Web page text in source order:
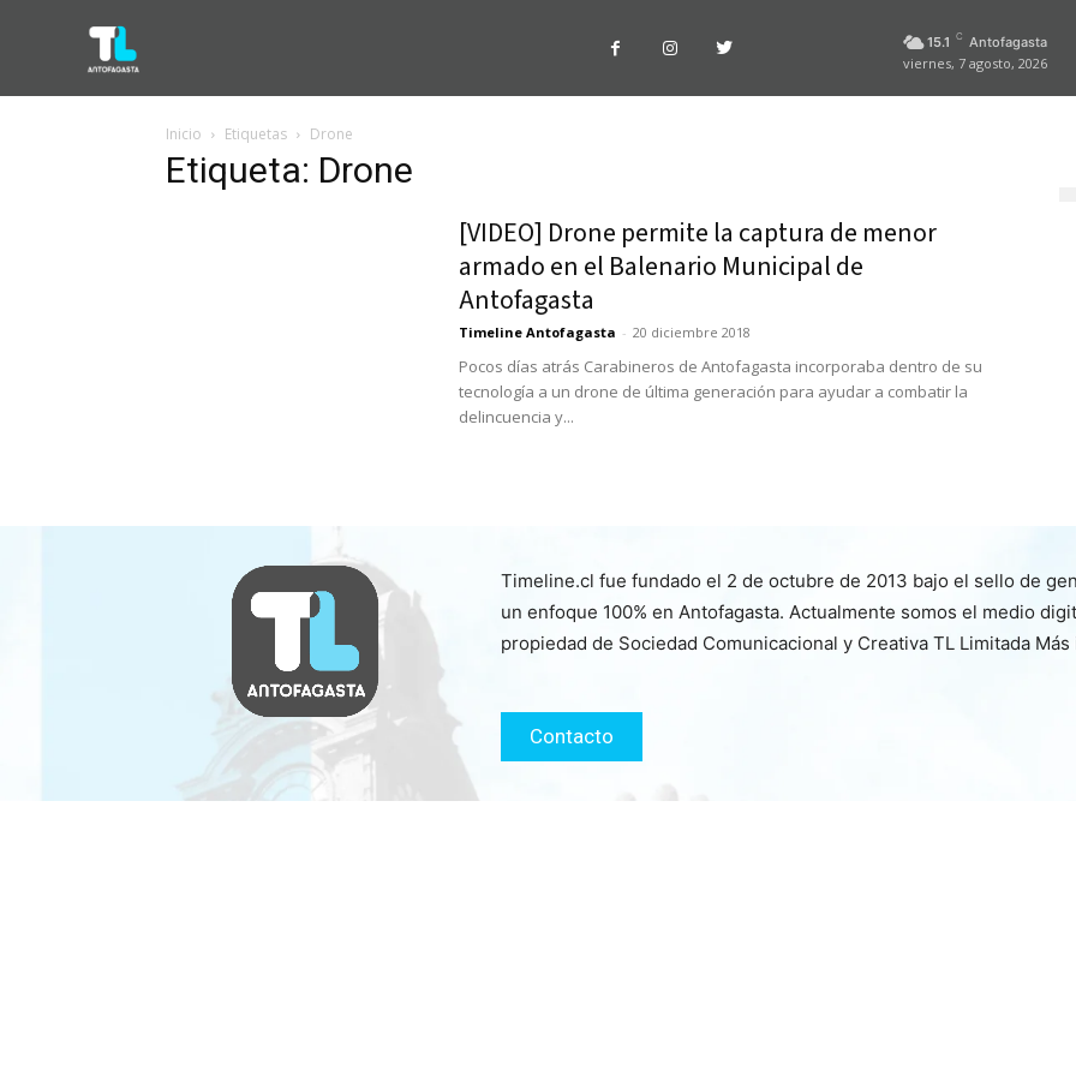
15.1 C Antofagasta
viernes, 7 agosto, 2026
Inicio Etiquetas Drone
Etiqueta: Drone
[VIDEO] Drone permite la captura de menor
armado en el Balenario Municipal de
Antofagasta
Timeline Antofagasta - 20 diciembre 2018
Pocos días atrás Carabineros de Antofagasta incorporaba dentro de su
tecnología a un drone de última generación para ayudar a combatir la
delincuencia y...
Timeline.cl fue fundado el 2 de octubre de 2013 bajo el sello de
un enfoque 100% en Antofagasta. Actualmente somos el medio
propiedad de Sociedad Comunicacional y Creativa TL Limitada
Contacto